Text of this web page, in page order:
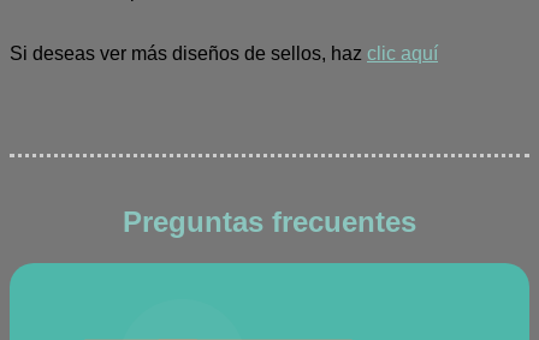
Si deseas ver más diseños de sellos, haz clic aquí
Preguntas frecuentes